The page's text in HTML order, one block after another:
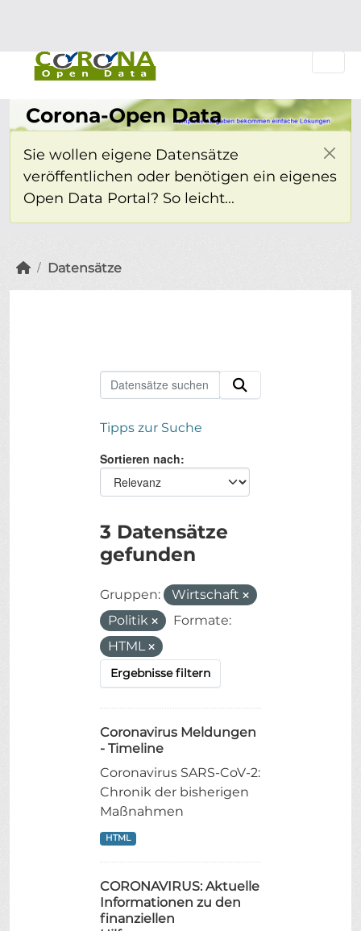
Corona-Open Data
Sie wollen eigene Datensätze
veröffentlichen oder benötigen ein eigenes
Open Data Portal? So leicht...
Datensätze
Tipps zur Suche
Sortieren nach
3 Datensätze
gefunden
Gruppen:
Wirtschaft
Politik
Formate:
HTML
Ergebnisse filtern
Coronavirus Meldungen
- Timeline
Coronavirus SARS-CoV-2:
Chronik der bisherigen
Maßnahmen
HTML
CORONAVIRUS: Aktuelle
Informationen zu den
finanziellen